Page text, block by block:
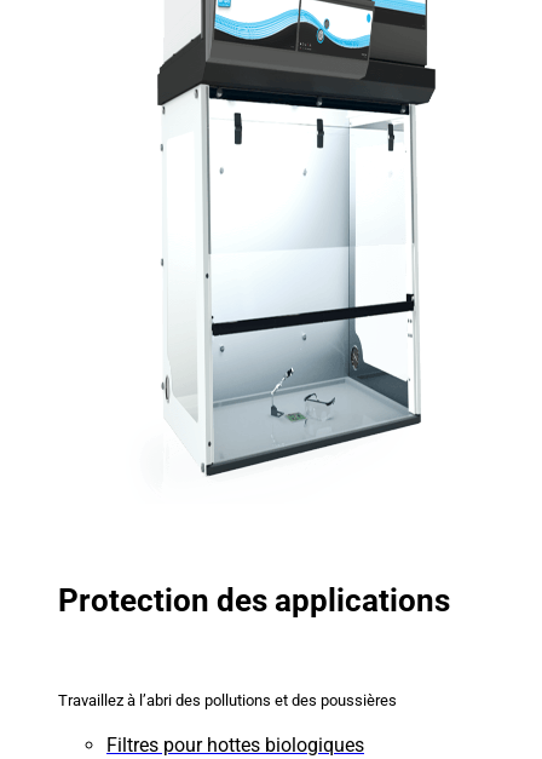
Protection des applications
Travaillez à l’abri des pollutions et des poussières
Filtres pour hottes biologiques